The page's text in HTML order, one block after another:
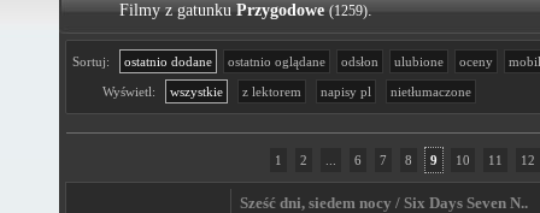
Filmy z gatunkuPrzygodowe (1259).
Sortuj: ostatnio dodane ostatnio oglądane odsłon ulubione oceny
Wyświetl: wszystkie z lektorem napisy pl nietłumaczone
1 2 6 7 8 9 10 11 12
Sześć dni, siedem nocy / Six Days Seven N..